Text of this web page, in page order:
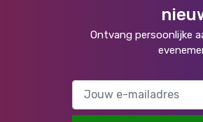
Ontvang persoonlijke